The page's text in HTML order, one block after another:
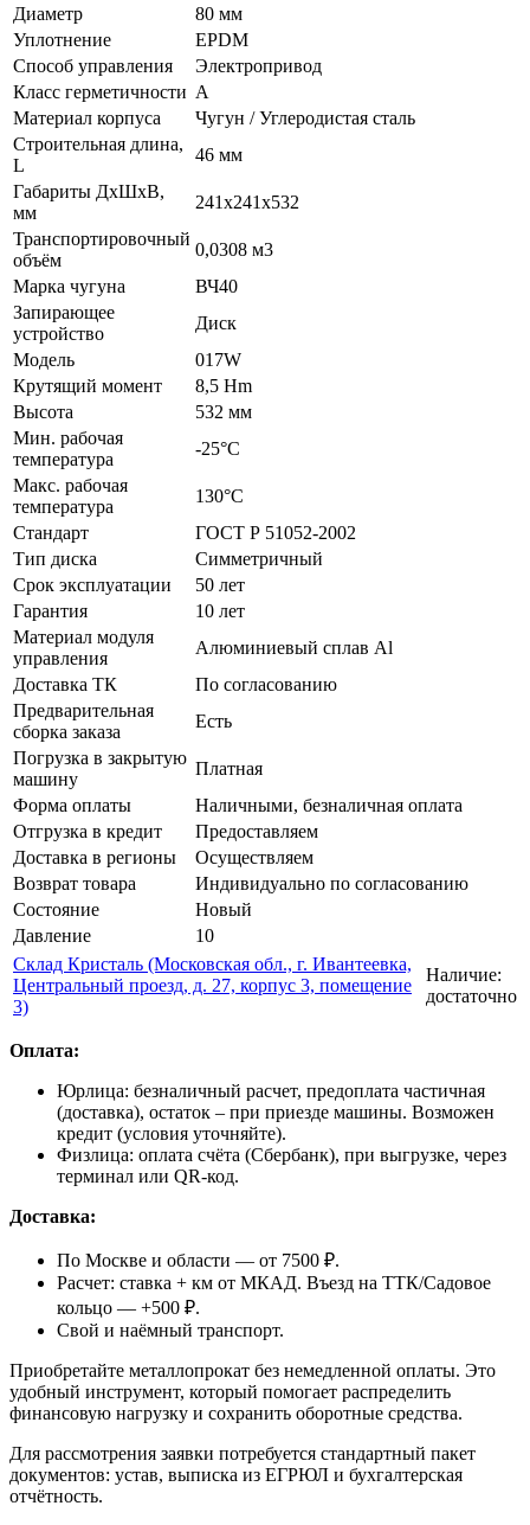
Диаметр
80 мм
Уплотнение
EPDM
Способ управления
Электропривод
Класс герметичности A
Материал корпуса
Чугун / Углеродистая сталь
Строительная длина,
L
46 мм
Габариты ДхШхВ,
мм
241х241х532
Транспортировочный
объём
0,0308 м3
Марка чугуна
ВЧ40
Запирающее
устройство
Диск
Модель
017W
Крутящий момент
8,5 Hm
Высота
532 мм
Мин. рабочая
температура
-25°C
Макс. рабочая
температура
130°C
Стандарт
ГОСТ Р 51052-2002
Тип диска
Симметричный
Срок эксплуатации
50 лет
Гарантия
10 лет
Материал модуля
управления
Алюминиевый сплав Al
Доставка ТК
По согласованию
Предварительная
сборка заказа
Есть
Погрузка в закрытую
машину
Платная
Форма оплаты
Наличными, безналичная оплата
Отгрузка в кредит
Предоставляем
Доставка в регионы
Осуществляем
Возврат товара
Индивидуально по согласованию
Состояние
Новый
Давление
10
Склад Кристаль (Московская обл., г. Ивантеевка,
Центральный проезд, д. 27, корпус 3, помещение
3)
Наличие:
достаточно
Оплата:
Юрлица: безналичный расчет, предоплата частичная
(доставка), остаток – при приезде машины. Возможен
кредит (условия уточняйте).
Физлица: оплата счёта (Сбербанк), при выгрузке, через
терминал или QR-код.
Доставка:
По Москве и области — от 7500 ₽.
Расчет: ставка + км от МКАД. Въезд на ТТК/Садовое
кольцо — +500 ₽.
Свой и наёмный транспорт.
Приобретайте металлопрокат без немедленной оплаты. Это
удобный инструмент, который помогает распределить
финансовую нагрузку и сохранить оборотные средства.
Для рассмотрения заявки потребуется стандартный пакет
документов: устав, выписка из ЕГРЮЛ и бухгалтерская
отчётность.